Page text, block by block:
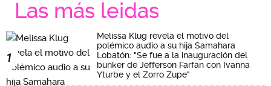
Las más leidas
1
Melissa Klug revela el motivo del
polémico audio a su hija Samahara
Lobatón: "Se fue a la inauguración del
búnker de Jefferson Farfán con Ivanna
Yturbe y el Zorro Zupe"